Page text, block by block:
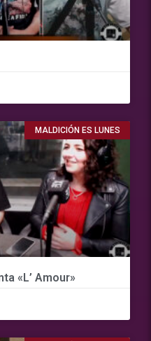
MALDICIÓN ES LUNES
«L’ Amour»